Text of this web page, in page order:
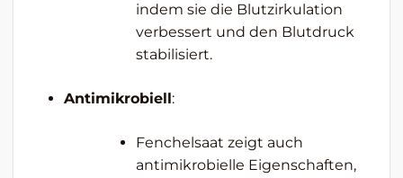
indem sie die Blutzirkulation
verbessert und den Blutdruck
stabilisiert.
Antimikrobiell:
Fenchelsaat zeigt auch
antimikrobielle Eigenschaften,